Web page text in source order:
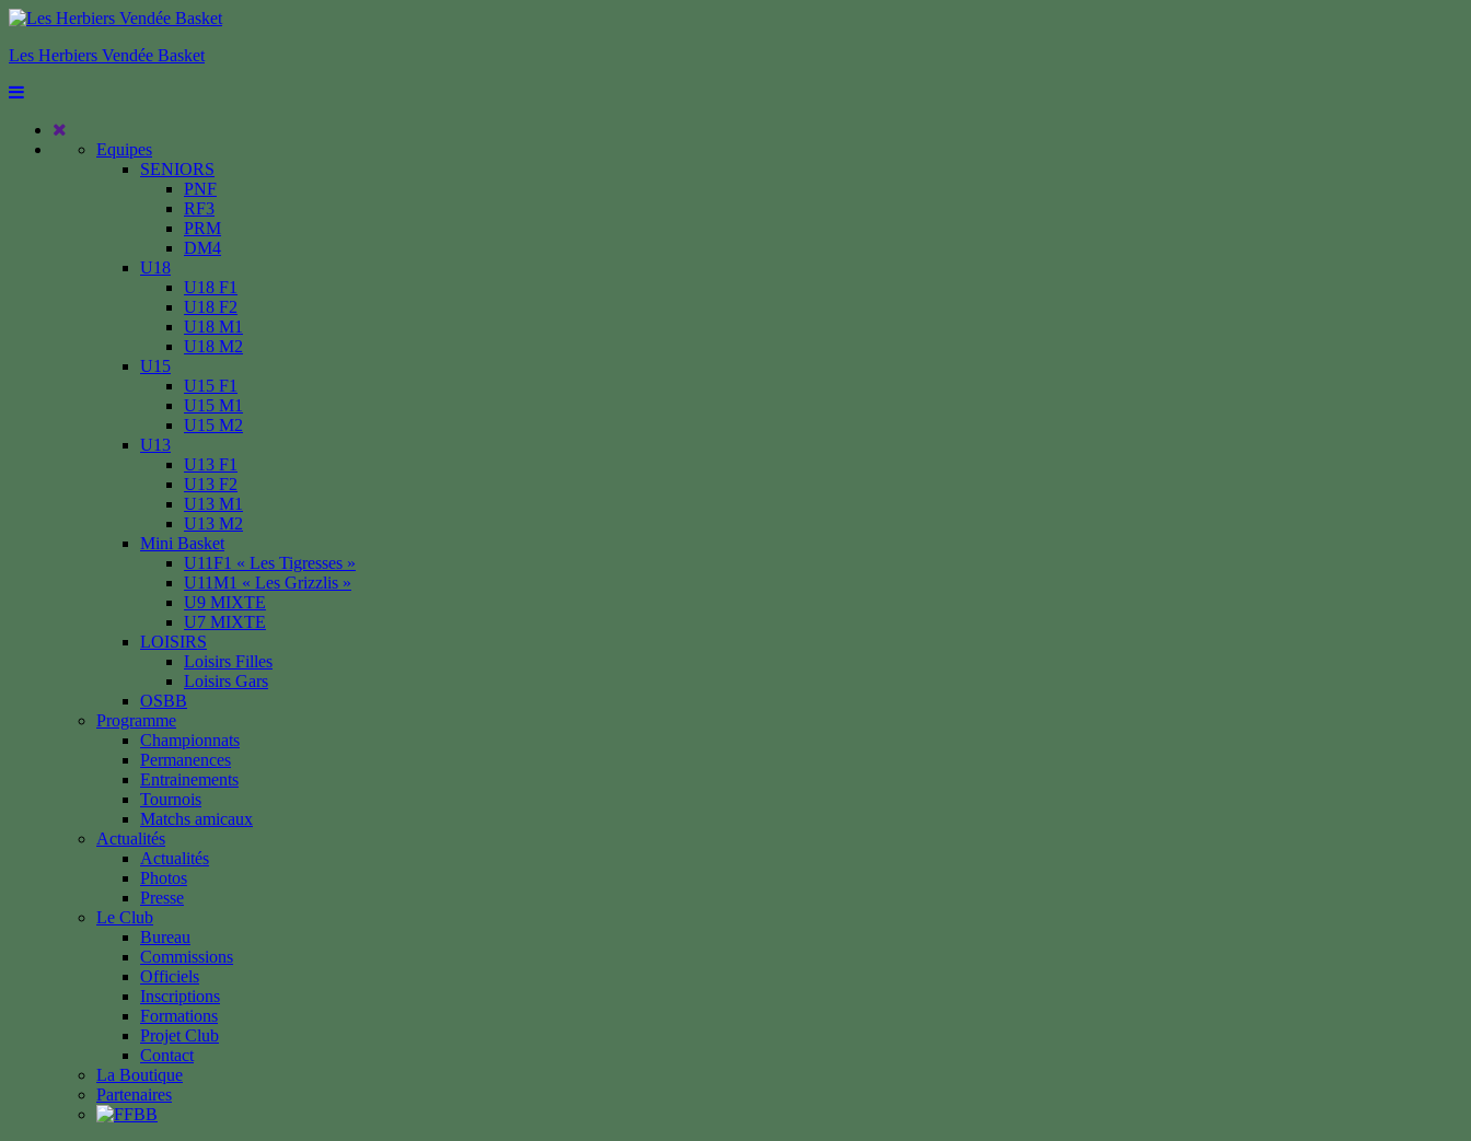
Les Herbiers Vendée Basket
Equipes
SENIORS
PNF
RF3
PRM
DM4
U18
U18 F1
U18 F2
U18 M1
U18 M2
U15
U15 F1
U15 M1
U15 M2
U13
U13 F1
U13 F2
U13 M1
U13 M2
Mini Basket
U11F1 « Les Tigresses »
U11M1 « Les Grizzlis »
U9 MIXTE
U7 MIXTE
LOISIRS
Loisirs Filles
Loisirs Gars
OSBB
Programme
Championnats
Permanences
Entrainements
Tournois
Matchs amicaux
Actualités
Actualités
Photos
Presse
Le Club
Bureau
Commissions
Officiels
Inscriptions
Formations
Projet Club
Contact
La Boutique
Partenaires